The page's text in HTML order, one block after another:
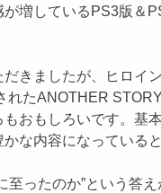
増しているPS3版＆
きましたが、ヒロイ
たANOTHER
おもしろいです。
な内容になっている
ったのか”という答